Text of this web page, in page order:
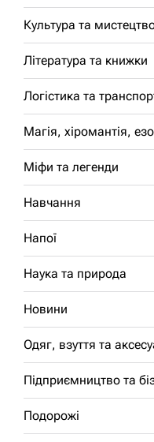
Культура та
Література та книжки
Логістика та
Магія, хіромантія,
Міфи та легенди
Навчання
Напої
Наука та природа
Новини
Одяг, взуття та
Підприємництво та
Подорожі